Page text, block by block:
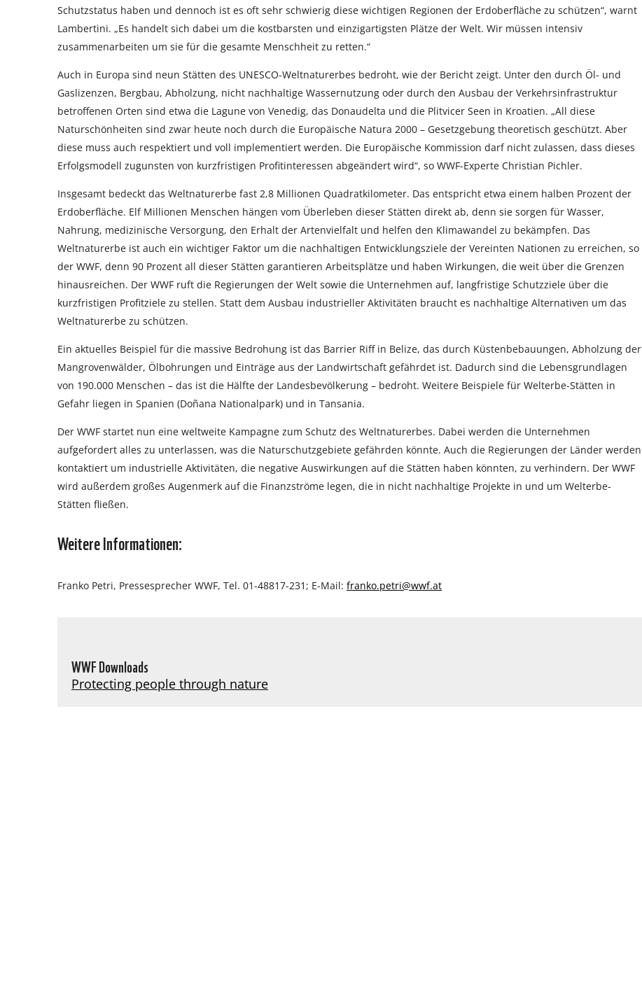
Schutzstatus haben und dennoch ist es oft sehr schwierig diese wichtigen Regionen der Erdoberfläche zu schützen“, warnt
Lambertini. „Es handelt sich dabei um die kostbarsten und einzigartigsten Plätze der Welt. Wir müssen intensiv
zusammenarbeiten um sie für die gesamte Menschheit zu retten.“
Auch in Europa sind neun Stätten des UNESCO-Weltnaturerbes bedroht, wie der Bericht zeigt. Unter den durch Öl- und
Gaslizenzen, Bergbau, Abholzung, nicht nachhaltige Wassernutzung oder durch den Ausbau der Verkehrsinfrastruktur
betroffenen Orten sind etwa die Lagune von Venedig, das Donaudelta und die Plitvicer Seen in Kroatien. „All diese
Naturschönheiten sind zwar heute noch durch die Europäische Natura 2000 – Gesetzgebung theoretisch geschützt. Aber
diese muss auch respektiert und voll implementiert werden. Die Europäische Kommission darf nicht zulassen, dass dieses
Erfolgsmodell zugunsten von kurzfristigen Profitinteressen abgeändert wird“, so WWF-Experte Christian Pichler.
Insgesamt bedeckt das Weltnaturerbe fast 2,8 Millionen Quadratkilometer. Das entspricht etwa einem halben Prozent der
Erdoberfläche. Elf Millionen Menschen hängen vom Überleben dieser Stätten direkt ab, denn sie sorgen für Wasser,
Nahrung, medizinische Versorgung, den Erhalt der Artenvielfalt und helfen den Klimawandel zu bekämpfen. Das
Weltnaturerbe ist auch ein wichtiger Faktor um die nachhaltigen Entwicklungsziele der Vereinten Nationen zu erreichen, so
der WWF, denn 90 Prozent all dieser Stätten garantieren Arbeitsplätze und haben Wirkungen, die weit über die Grenzen
hinausreichen. Der WWF ruft die Regierungen der Welt sowie die Unternehmen auf, langfristige Schutzziele über die
kurzfristigen Profitziele zu stellen. Statt dem Ausbau industrieller Aktivitäten braucht es nachhaltige Alternativen um das
Weltnaturerbe zu schützen.
Ein aktuelles Beispiel für die massive Bedrohung ist das Barrier Riff in Belize, das durch Küstenbebauungen, Abholzung der
Mangrovenwälder, Ölbohrungen und Einträge aus der Landwirtschaft gefährdet ist. Dadurch sind die Lebensgrundlagen
von 190.000 Menschen – das ist die Hälfte der Landesbevölkerung – bedroht. Weitere Beispiele für Welterbe-Stätten in
Gefahr liegen in Spanien (Doñana Nationalpark) und in Tansania.
Der WWF startet nun eine weltweite Kampagne zum Schutz des Weltnaturerbes. Dabei werden die Unternehmen
aufgefordert alles zu unterlassen, was die Naturschutzgebiete gefährden könnte. Auch die Regierungen der Länder werden
kontaktiert um industrielle Aktivitäten, die negative Auswirkungen auf die Stätten haben könnten, zu verhindern. Der WWF
wird außerdem großes Augenmerk auf die Finanzströme legen, die in nicht nachhaltige Projekte in und um Welterbe-
Stätten fließen.
Weitere Informationen:
Franko Petri, Pressesprecher WWF, Tel. 01-48817-231; E-Mail: franko.petri@wwf.at
WWF Downloads
Protecting people through nature